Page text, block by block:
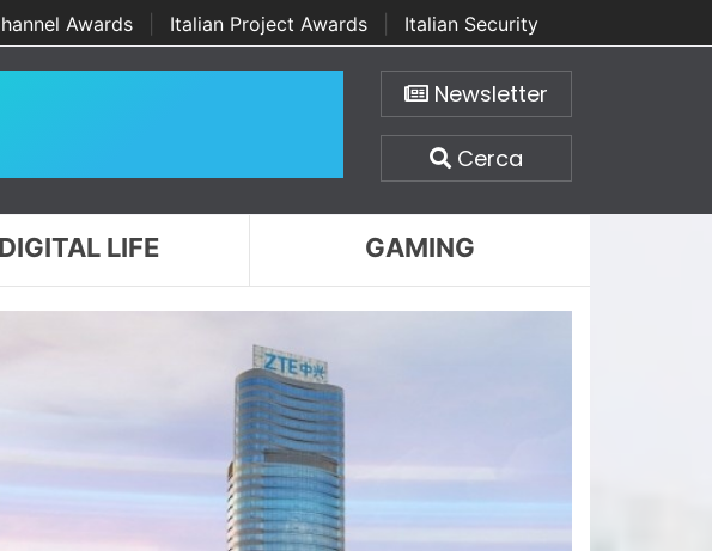
Awards Italian Project Awards
Italian Security
Newsletter
Cerca
DIGITAL LIFE GAMING